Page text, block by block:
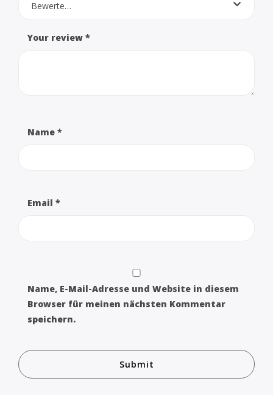
Bewerte…
Your review *
Name *
Email *
Name, E-Mail-Adresse und Website in diesem
Browser für meinen nächsten Kommentar
speichern.